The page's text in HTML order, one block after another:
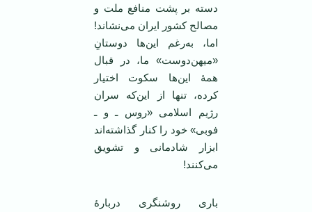
دسته بر پشت منافع ملت و
مصالح کشور ایران می‌نشاند!
اما، به‌رغم این‌ها دوستانِ
«میهن‌دوست» ما، در قبال
همۀ این‌ها سکوت اختیار
کرده، تنها از این‌که سران
رژیم اسلامی «روس ـ و ـ
فوبی» خود را کنار گذاشته‌اند
ابزار شادمانی و تشویق
می‌کنند!
باری روشنگری دربارۀ